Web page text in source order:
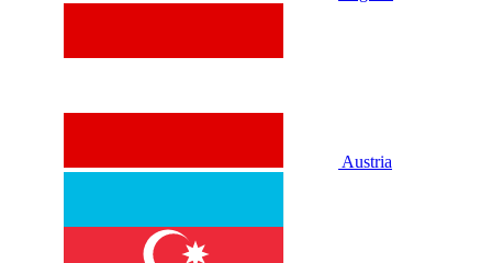
Austria